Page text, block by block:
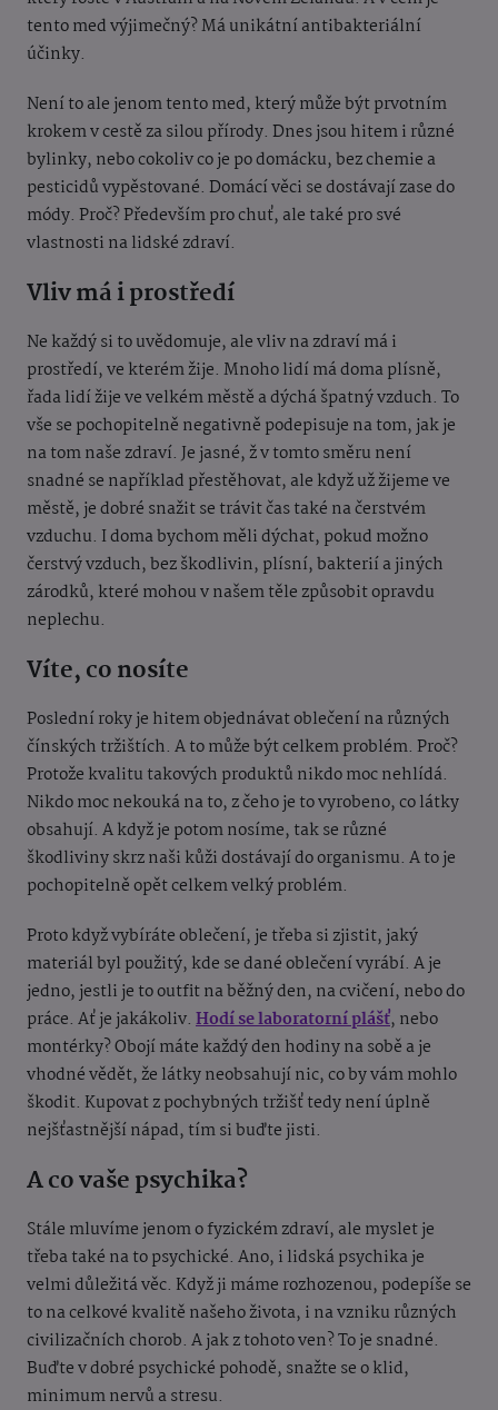
tento med výjimečný? Má unikátní antibakteriální
účinky.
Není to ale jenom tento med, který může být prvotním
krokem v cestě za silou přírody. Dnes jsou hitem i různé
bylinky, nebo cokoliv co je po domácku, bez chemie a
pesticidů vypěstované. Domácí věci se dostávají zase do
módy. Proč? Především pro chuť, ale také pro své
vlastnosti na lidské zdraví.
Vliv má i prostředí
Ne každý si to uvědomuje, ale vliv na zdraví má i
prostředí, ve kterém žije. Mnoho lidí má doma plísně,
řada lidí žije ve velkém městě a dýchá špatný vzduch. To
vše se pochopitelně negativně podepisuje na tom, jak je
na tom naše zdraví. Je jasné, ž v tomto směru není
snadné se například přestěhovat, ale když už žijeme ve
městě, je dobré snažit se trávit čas také na čerstvém
vzduchu. I doma bychom měli dýchat, pokud možno
čerstvý vzduch, bez škodlivin, plísní, bakterií a jiných
zárodků, které mohou v našem těle způsobit opravdu
neplechu.
Víte, co nosíte
Poslední roky je hitem objednávat oblečení na různých
čínských tržištích. A to může být celkem problém. Proč?
Protože kvalitu takových produktů nikdo moc nehlídá.
Nikdo moc nekouká na to, z čeho je to vyrobeno, co látky
obsahují. A když je potom nosíme, tak se různé
škodliviny skrz naši kůži dostávají do organismu. A to je
pochopitelně opět celkem velký problém.
Proto když vybíráte oblečení, je třeba si zjistit, jaký
materiál byl použitý, kde se dané oblečení vyrábí. A je
jedno, jestli je to outfit na běžný den, na cvičení, nebo do
práce. Ať je jakákoliv. Hodí se laboratorní plášť, nebo
montérky? Obojí máte každý den hodiny na sobě a je
vhodné vědět, že látky neobsahují nic, co by vám mohlo
škodit. Kupovat z pochybných tržišť tedy není úplně
nejšťastnější nápad, tím si buďte jisti.
A co vaše psychika?
Stále mluvíme jenom o fyzickém zdraví, ale myslet je
třeba také na to psychické. Ano, i lidská psychika je
velmi důležitá věc. Když ji máme rozhozenou, podepíše se
to na celkové kvalitě našeho života, i na vzniku různých
civilizačních chorob. A jak z tohoto ven? To je snadné.
Buďte v dobré psychické pohodě, snažte se o klid,
minimum nervů a stresu.